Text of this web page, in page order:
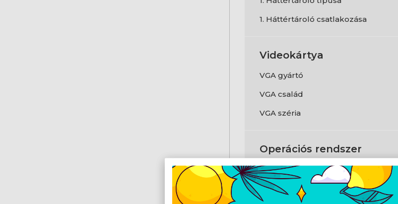
1. Háttértároló csatlakozása
Videokártya
VGA gyártó
VGA család
VGA széria
Operációs rendszer
Operációs rendszer